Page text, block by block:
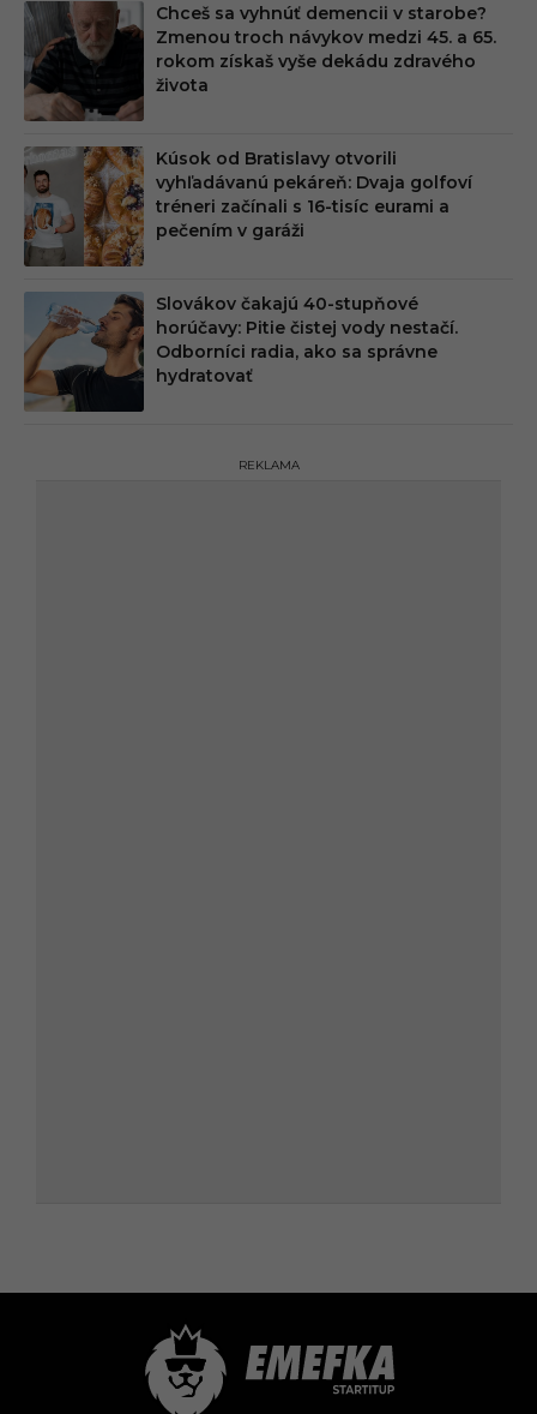
Chceš sa vyhnúť demencii v starobe?
Zmenou troch návykov medzi 45. a 65.
rokom získaš vyše dekádu zdravého
života
Kúsok od Bratislavy otvorili
vyhľadávanú pekáreň: Dvaja golfoví
tréneri začínali s 16-tisíc eurami a
pečením v garáži
Slovákov čakajú 40-stupňové
horúčavy: Pitie čistej vody nestačí.
Odborníci radia, ako sa správne
hydratovať
REKLAMA